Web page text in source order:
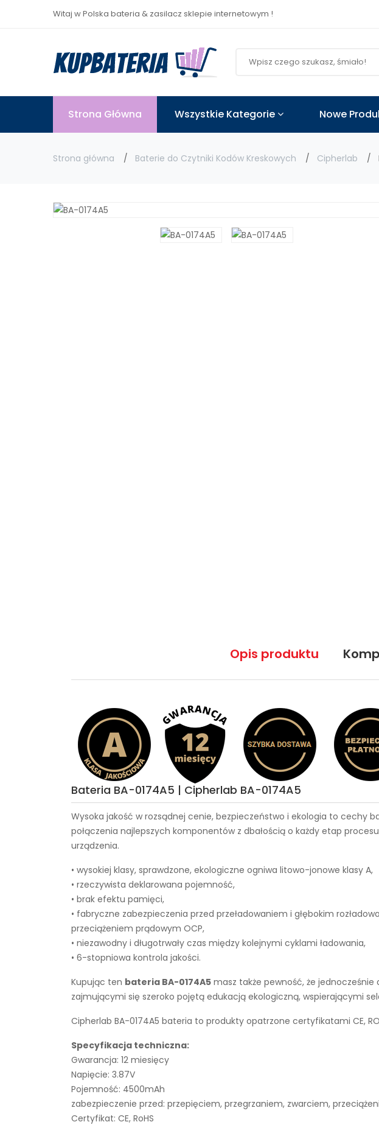
Witaj w Polska bateria & zasilacz sklepie internetowym !
Strona Główna Wszystkie Kategorie Nowe
Strona główna Baterie do Czytniki Kodów Kreskowych Cipherlab
Opis produktu
Bateria BA-0174A5 | Cipherlab BA-0174A5
Wysoka jakość w rozsądnej cenie, bezpieczeństwo i ekologia to cechy
połączenia najlepszych komponentów z dbałością o każdy etap
urządzenia.
• wysokiej klasy, sprawdzone, ekologiczne ogniwa litowo-jonowe klasy A,
• rzeczywista deklarowana pojemność,
• brak efektu pamięci,
• fabryczne zabezpieczenia przed przeładowaniem i głębokim
przeciążeniem prądowym OCP,
• niezawodny i długotrwały czas między kolejnymi cyklami ładowania,
• 6-stopniowa kontrola jakości.
Kupując ten bateria BA-0174A5 masz także pewność, że
zajmującymi się szeroko pojętą edukacją ekologiczną, wspierającymi
Cipherlab BA-0174A5 bateria to produkty opatrzone certyfikatami CE,
Specyfikacja techniczna:
Gwarancja: 12 miesięcy
Napięcie: 3.87V
Pojemność: 4500mAh
zabezpieczenie przed: przepięciem, przegrzaniem, zwarciem,
Certyfikat: CE, RoHS